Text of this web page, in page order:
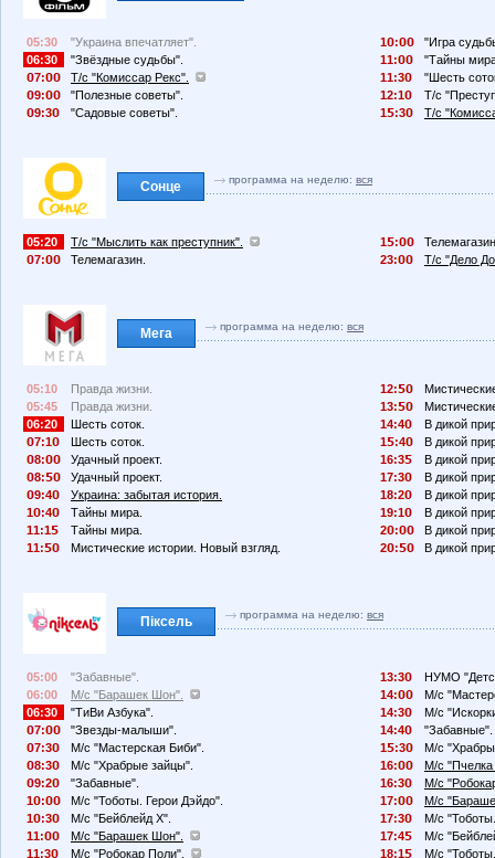
05:30
"Украина впечатляет".
06:30
"Звёздные судьбы".
7:
Т/с "Комиссар Рекс".
9:
"Полезные советы".
9:3
"Садовые советы".
1 :
"Игра
11:
"Тайны
11:3
"Шесть
12:1
Т/с
1
:3 Т/с
Сонце программа на неделю: вся
05:20
Т/с "Мыслить как преступник".
7:
Телемагазин.
1 :
23:
Т/с "Дело
Мега программа на неделю: вся
05:10
Правда жизни.
05:45
Правда жизни.
06:20
Шесть соток.
7:1
Шесть соток.
8:
Удачный проект.
8:
Удачный проект.
9:4
Украина: забытая история.
1
:4
Тайны мира.
11:1
Тайны мира.
11:
Мистические истории. Новый взгляд.
12:
13:
14:4
В дикой
1
:4
В дикой
16:3
В дикой
17:3
В дикой
18:2
В дикой
19:1
В дикой
2
:
В дикой
2
: В дикой
Піксель программа на неделю: вся
05:00
"Забавные".
06:00
М/с "Барашек Шон".
06:30
"ТиВи Азбука".
7:
"Звезды-малыши".
7:3
М/с "Мастерская Биби".
8:3
М/с "Храбрые зайцы".
9:2
"Забавные".
1
:
М/с "Тоботы. Герои Дэйдо".
1
:3
М/с "Бейблейд X".
11:
М/с "Барашек Шон".
11:3
М/с "Робокар Поли".
13:3
НУМО
14:
М/с
14:3
М/с
14:4
"Забавные".
1
:3
М/с
16:
М/с
16:3
М/с
17:
М/с
17:3
М/с
17:4
М/с
18:1
М/с